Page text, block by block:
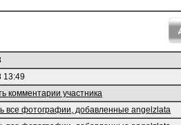
13:49
комментарии участника
все фотографии, добавленные angelzlata